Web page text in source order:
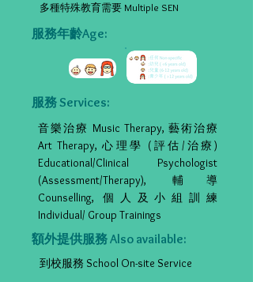
多種特殊教育需要 Multiple SEN
服務年齡Age:
服務 Services:
音樂治療 Music Therapy, 藝術治療
Art Therapy, 心理學 (評估/治療)
Educational/Clinical Psychologist
(Assessment/Therapy), 輔導
Counselling, 個人及小組訓練
Individual/ Group Trainings
額外提供服務 Also available:
到校服務 School On-site Service